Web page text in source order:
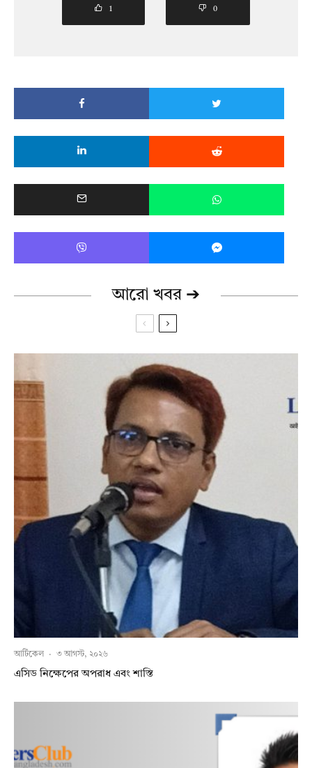
1 0
আরো খবর ➔
আর্টিকেল · ৩ আগস্ট, ২০২৬
এসিড নিক্ষেপের অপরাধ এবং শাস্তি